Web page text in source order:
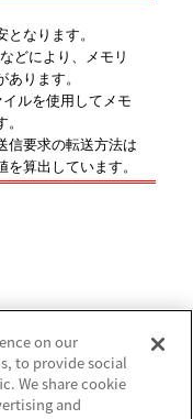
なります。
どにより、メモリ
ります。
ルを使用してメモ
信要求の転送方法は
算出しています。
on our
to provide social
We share cookie
and